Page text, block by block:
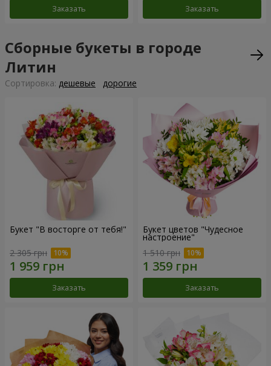
Заказать Заказать
Сборные букеты в городе
Литин
Cортировка: дешевые дорогие
Букет "В восторге от тебя!"
2 305 грн
Заказать
Букет цветов "Чудесное
настроение"
1 510 грн
Заказать